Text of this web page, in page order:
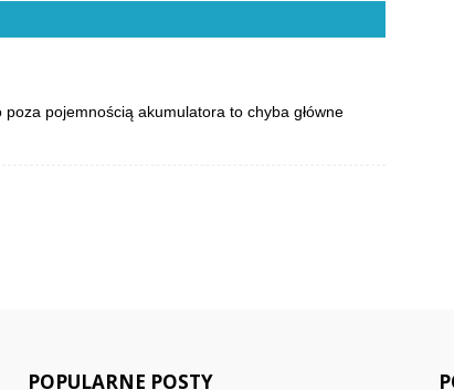
pojemnością akumulatora to chyba główne
POPULARNE POSTY